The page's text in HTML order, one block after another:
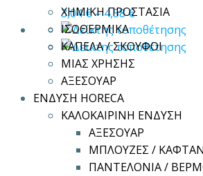
ΧΗΜΙΚΗ ΠΡΟΣΤΑΣΙΑ
ΙΣΟΘΕΡΜΙΚΑ
ΚΑΠΕΛΑ / ΣΚΟΥΦΟΙ
ΜΙΑΣ ΧΡΗΣΗΣ
ΑΞΕΣΟΥΑΡ
ΕΝΔΥΣΗ HORECA
ΚΑΛΟΚΑΙΡΙΝΗ ΕΝΔΥΣΗ
ΑΞΕΣΟΥΑΡ
ΜΠΛΟΥΖΕΣ /
ΠΑΝΤΕΛΟΝΙΑ /
επιλογές
μπορούν
να
επιλεγούν
στη
σελίδα
του
προϊόντος
3,04€–4,58€